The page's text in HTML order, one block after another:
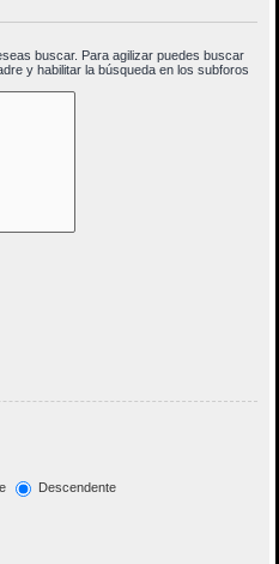
buscar. Para agilizar puedes buscar
y habilitar la búsqueda en los subforos
Descendente